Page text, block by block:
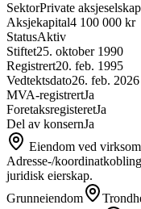
SektorPrivate
Aksjekapital4 100 000 kr
StatusAktiv
Stiftet25. oktober 1990
Registrert20. feb. 1995
Vedtektsdato26. feb. 2026
MVA-registrertJa
ForetaksregisteretJa
Del av konsernJa
Eiendom ved
Adresse-/
juridisk eierskap.
Grunneiendom